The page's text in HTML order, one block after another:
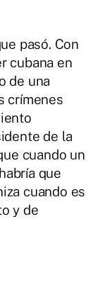
pasó. Con
cubana en
de una
crímenes
de la
cuando un
que
cuando es
y de